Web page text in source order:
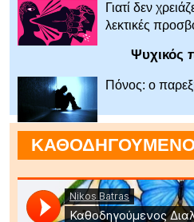
Γιατί δεν
λεκτικές
Ψυχικός
Πόνος: ο